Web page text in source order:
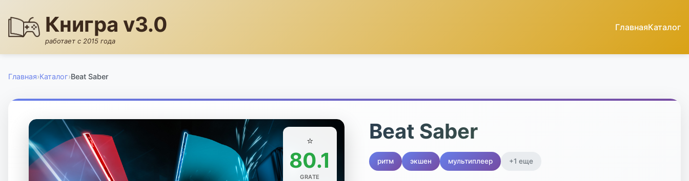
Книгра v3.0
работает с 2015 года
ГлавнаяКаталог
Главная›Каталог›Beat Saber
⭐
80.1
GRATE
Beat Saber
ритм экшен мультиплеер +1 еще